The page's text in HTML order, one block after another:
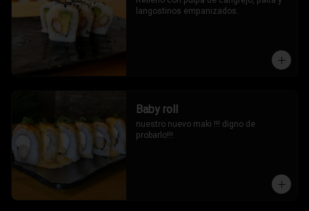
langostinos empanizados.
Baby roll
nuestro nuevo maki !!! digno de
probarlo!!!